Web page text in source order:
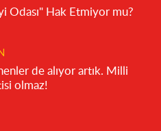
Odası" Hak Etmiyor mu?
de alıyor artık. Milli
olmaz!